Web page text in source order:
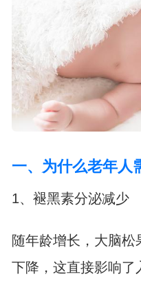
一、为什么老年人
1、褪黑素分泌减少
随年龄增长，大脑
下降，这直接影响了